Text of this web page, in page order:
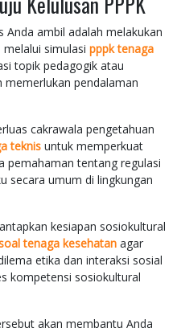
Anda ambil adalah melakukan
simulasi pppk tenaga
topik pedagogik atau
pendalaman
cakrawala pengetahuan
teknis untuk memperkuat
pemahaman tentang regulasi
secara umum di lingkungan
kesiapan sosiokultural
tenaga kesehatan agar
etika dan interaksi sosial
kompetensi sosiokultural
akan membantu Anda